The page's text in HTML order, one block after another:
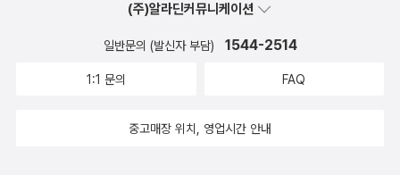
(주)알라딘커뮤니케이션
일반문의 (발신자 부담) 1544-2514
1:1 문의 FAQ
중고매장 위치, 영업시간 안내